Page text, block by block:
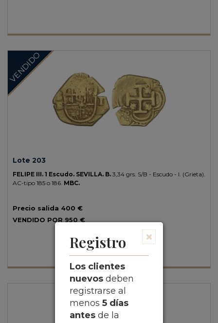
VENDIDO
Lote 203
FELIPE III. 1 Escudo. SEVILLA. B. 3,34 grs. S/B - Escudo - I. (Grieta).
AC-tipo 185 o 186. MBC.
Precio salida 400 €
VENDIDO POR950 €
×
Registro
Los clientes
nuevos deben
registrarse al
menos 5 días
antes de la